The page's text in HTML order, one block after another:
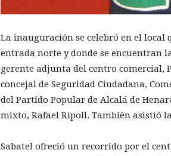
La inauguración se celebró en el
entrada norte y donde se encuentran
gerente adjunta del centro comercial,
concejal de Seguridad Ciudadana,
del Partido Popular de Alcalá de
mixto, Rafael Ripoll. También asistió
Sabatel ofreció un recorrido por el